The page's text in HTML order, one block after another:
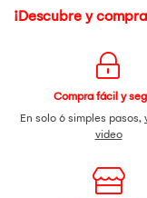
¡Descubre y
Compra fácil y
En solo 6 simples pasos,
video